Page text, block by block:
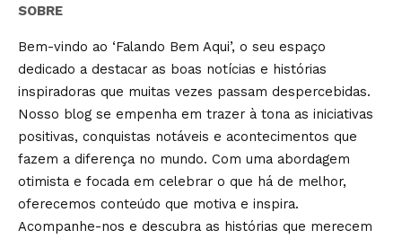
SOBRE
Bem-vindo ao ‘Falando Bem Aqui’, o seu espaço
dedicado a destacar as boas notícias e histórias
inspiradoras que muitas vezes passam despercebidas.
Nosso blog se empenha em trazer à tona as iniciativas
positivas, conquistas notáveis e acontecimentos que
fazem a diferença no mundo. Com uma abordagem
otimista e focada em celebrar o que há de melhor,
oferecemos conteúdo que motiva e inspira.
Acompanhe-nos e descubra as histórias que merecem